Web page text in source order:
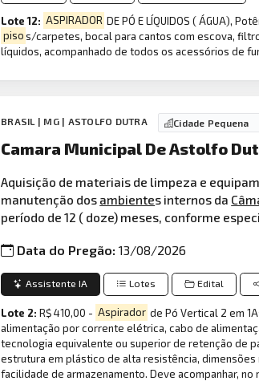
Lote 12: ASPIRADOR DE PÓ E LÍQUIDOS ( ÁGUA),
pisos/carpetes, bocal para cantos com escova,
líquidos, acompanhado de todos os acessórios de
BRASIL | MG | ASTOLFO DUTRA Cidade Pequena
Camara Municipal De Astolfo
Aquisição de materiais de limpeza e
manutenção dos ambientes internos da
período de 12 ( doze) meses, conforme
Data do Pregão:13/08/2026
Assistente IA Lotes Edital
Lote 2:R$ 410,00 - Aspirador de Pó Vertical 2 em
alimentação por corrente elétrica, cabo de
tecnologia equivalente ou superior de retenção de
estrutura em plástico de alta resistência, dimensões
facilidade de armazenamento. Deve acompanhar,